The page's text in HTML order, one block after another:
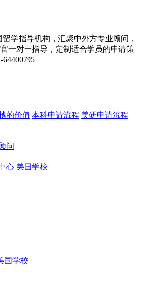
学指导机构，汇聚中外方专业顾问，
一对一指导，定制适合学员的申请策
的价值 本科申请流程 美研申请流程
问
心 美国学校
国学校